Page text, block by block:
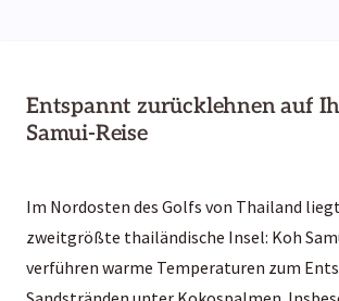
Entspannt zurücklehnen auf
Samui-Reise
Im Nordosten des Golfs von Thailand
zweitgrößte thailändische Insel: Koh
verführen warme Temperaturen zum